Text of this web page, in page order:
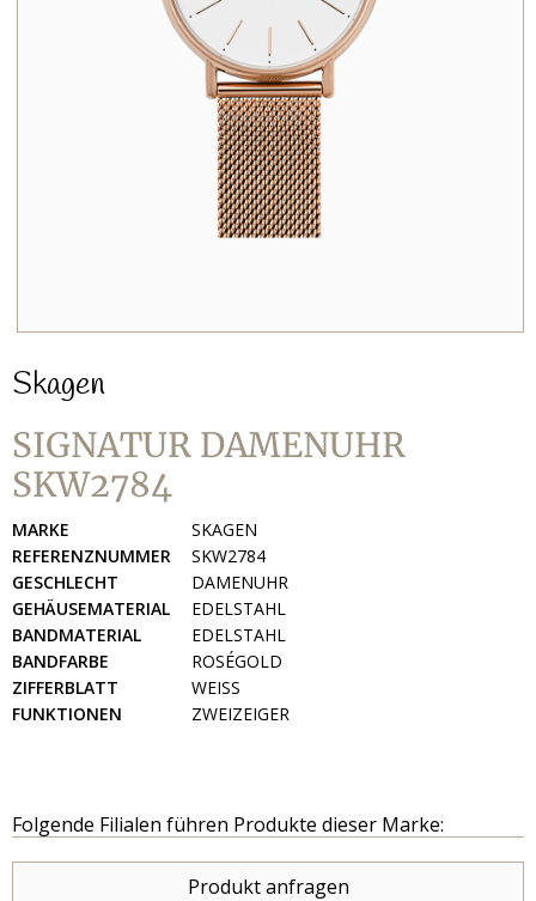
Skagen
SIGNATUR DAMENUHR
SKW2784
MARKE
SKAGEN
REFERENZNUMMER
SKW2784
GESCHLECHT
DAMENUHR
GEHÄUSEMATERIAL
EDELSTAHL
BANDMATERIAL
EDELSTAHL
BANDFARBE
ROSÉGOLD
ZIFFERBLATT
WEISS
FUNKTIONEN
ZWEIZEIGER
Folgende Filialen führen Produkte dieser Marke:
Produkt anfragen